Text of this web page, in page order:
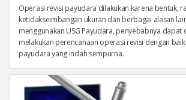
Operasi revisi payudara dilakukan karena bentuk,
ketidakseimbangan ukuran dan berbagai alasan
menggunakan USG Payudara, penyebabnya
melakukan perencanaan operasi revisi dengan
payudara yang indah sempurna.